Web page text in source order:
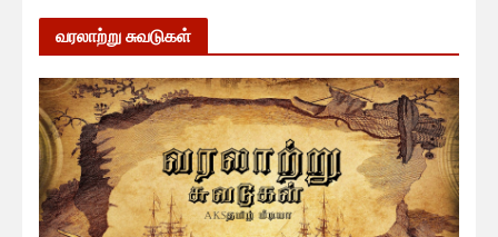
வரலாற்று சுவடுகள்